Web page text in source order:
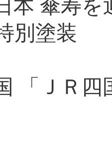
別塗装
「ＪＲ